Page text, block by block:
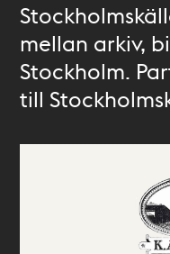
mellan arkiv,
Stockholm.
till